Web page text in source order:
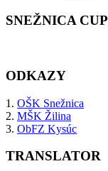
SNEŽNICA CUP
ODKAZY
1. OŠK Snežnica
2. MŠK Žilina
3. ObFZ Kysúc
TRANSLATOR